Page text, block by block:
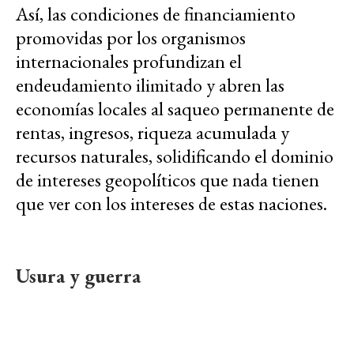
Así, las condiciones de financiamiento
promovidas por los organismos
internacionales profundizan el
endeudamiento ilimitado y abren las
economías locales al saqueo permanente de
rentas, ingresos, riqueza acumulada y
recursos naturales, solidificando el dominio
de intereses geopolíticos que nada tienen
que ver con los intereses de estas naciones.
Usura y guerra